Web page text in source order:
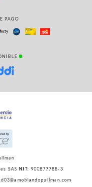
PAGO
SAS NIT: 900877788-3